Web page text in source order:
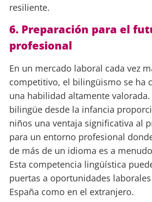
resiliente.
6. Preparación para el
profesional
En un mercado laboral cada vez
competitivo, el bilingüismo se ha
una habilidad altamente valorada.
bilingüe desde la infancia
niños una ventaja significativa al
para un entorno profesional
de más de un idioma es a
Esta competencia lingüística
puertas a oportunidades
España como en el extranjero.